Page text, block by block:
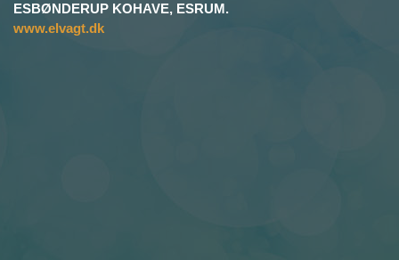
ESBØNDERUP KOHAVE, ESRUM.
www.elvagt.dk